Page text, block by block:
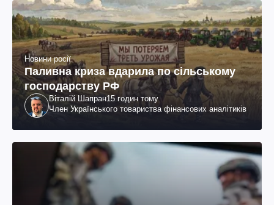
Новини росії
Паливна криза вдарила по сільському
господарству РФ
Віталій Шапран15 годин тому
Член Українського товариства фінансових аналітиків